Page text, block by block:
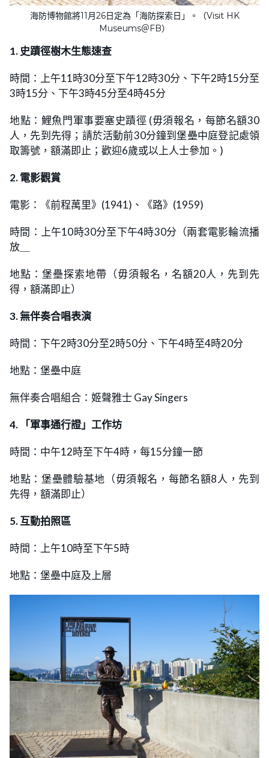
海防博物館將11月26日定為「海防探索日」。（Visit HK
Museums＠FB）
1. 史蹟徑樹木生態速查
時間：上午11時30分至下午12時30分、下午2時15分至
3時15分、下午3時45分至4時45分
地點：鯉魚門軍事要塞史蹟徑 (毋須報名，每節名額30
人，先到先得；請於活動前30分鐘到堡壘中庭登記處領
取籌號，額滿即止；歡迎6歲或以上人士參加。)
2. 電影觀賞
電影：《前程萬里》(1941)、《路》(1959)
時間：上午10時30分至下午4時30分（兩套電影輪流播
放＿
地點：堡壘探索地帶（毋須報名，名額20人，先到先
得，額滿即止）
3. 無伴奏合唱表演
時間：下午2時30分至2時50分、下午4時至4時20分
地點：堡壘中庭
無伴奏合唱組合：姬聲雅士 Gay Singers
4. 「軍事通行證」工作坊
時間：中午12時至下午4時，每15分鐘一節
地點：堡壘體驗基地（毋須報名，每節名額8人，先到
先得，額滿即止）
5. 互動拍照區
時間：上午10時至下午5時
地點：堡壘中庭及上層